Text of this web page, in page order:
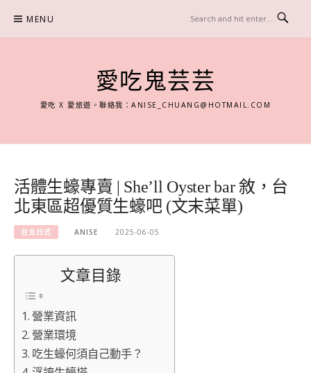
content
MENU
愛吃鬼芸芸
愛吃 X 愛旅遊。聯絡我：ANISE_CHUANG@HOTMAIL.COM
活體生蠔專賣 | She’ll Oyster bar 敘，台
北東區超優質生蠔吧 (文末菜單)
台北日式 ANISE 2025-06-05
文章目錄
營業資訊
營業環境
吃生蠔何須自己動手？